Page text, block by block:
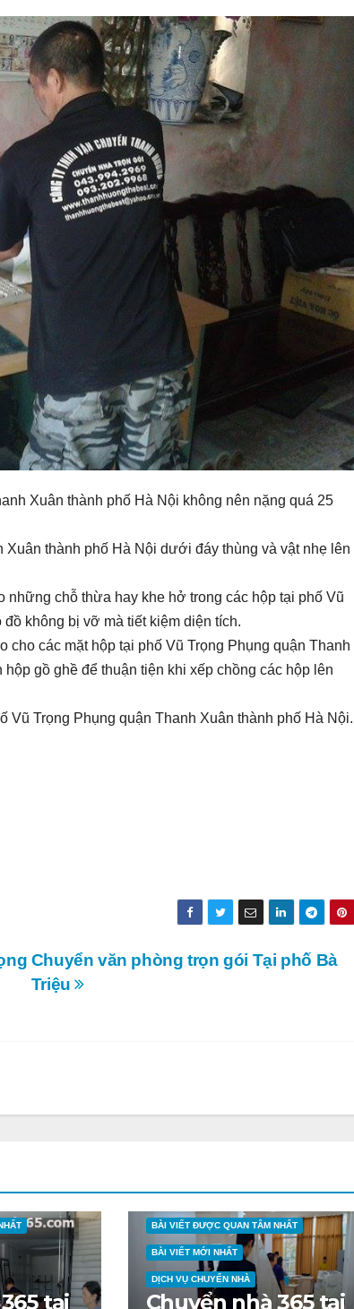
Xuân thành phố Hà Nội không nên nặng quá 25
thành phố Hà Nội dưới đáy thùng và vật nhẹ lên
chỗ thừa hay khe hở trong các hộp tại phố Vũ
không bị vỡ mà tiết kiệm diện tích.
các mặt hộp tại phố Vũ Trọng Phụng quận Thanh
gồ ghề để thuận tiện khi xếp chồng các hộp lên
Vũ Trọng Phụng quận Thanh Xuân thành phố Hà Nội.
Chuyển văn phòng trọn gói Tại phố Bà
Triệu
tại
BÀI VIẾT ĐƯỢC QUAN TÂM NHẤT
BÀI VIẾT MỚI NHẤT
DỊCH VỤ CHUYỂN NHÀ
Chuyển nhà 365 tại